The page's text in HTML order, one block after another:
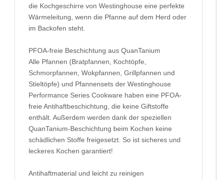
die Kochgeschirre von Westinghouse eine perfekte
Wärmeleitung, wenn die Pfanne auf dem Herd oder
im Backofen steht.
PFOA-freie Beschichtung aus QuanTanium
Alle Pfannen (Bratpfannen, Kochtöpfe,
Schmorpfannen, Wokpfannen, Grillpfannen und
Stieltöpfe) und Pfannensets der Westinghouse
Performance Series Cookware haben eine PFOA-
freie Antihaftbeschichtung, die keine Giftstoffe
enthält. Außerdem werden dank der speziellen
QuanTanium-Beschichtung beim Kochen keine
schädlichen Stoffe freigesetzt. So ist sicheres und
leckeres Kochen garantiert!
Antihaftmaterial und leicht zu reinigen